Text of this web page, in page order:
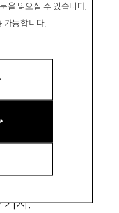
을 읽으실 수 있습니다.
가능합니다.
래요*
지.”